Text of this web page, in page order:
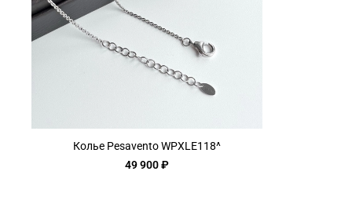
Колье Pesavento WPXLE118^
49 900 ₽